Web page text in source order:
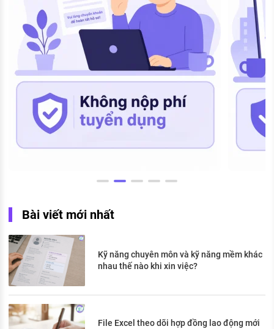
Bài viết mới nhất
Kỹ năng chuyên môn và kỹ năng mềm khác
nhau thế nào khi xin việc?
File Excel theo dõi hợp đồng lao động mới